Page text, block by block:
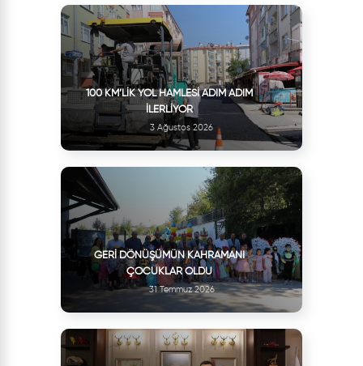
100 KM’LIK YOL HAMLESI ADIM ADIM
İLERLIYOR
3 Ağustos 2026
GERI DÖNÜŞÜMÜN KAHRAMANI
ÇOCUKLAR OLDU
31 Temmuz 2026